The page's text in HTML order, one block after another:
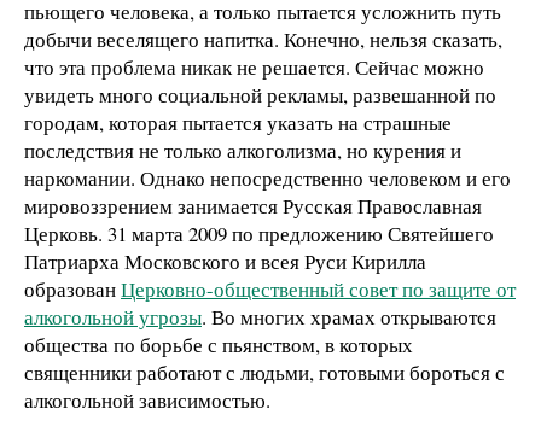
пьющего человека, а только пытается усложнить путь
добычи веселящего напитка. Конечно, нельзя сказать,
что эта проблема никак не решается. Сейчас можно
увидеть много социальной рекламы, развешанной по
городам, которая пытается указать на страшные
последствия не только алкоголизма, но курения и
наркомании. Однако непосредственно человеком и его
мировоззрением занимается Русская Православная
Церковь. 31 марта 2009 по предложению Святейшего
Патриарха Московского и всея Руси Кирилла
образованЦерковно-общественный совет по защите от
алкогольной угрозы. Во многих храмах открываются
общества по борьбе с пьянством, в которых
священники работают с людьми, готовыми бороться с
алкогольной зависимостью.